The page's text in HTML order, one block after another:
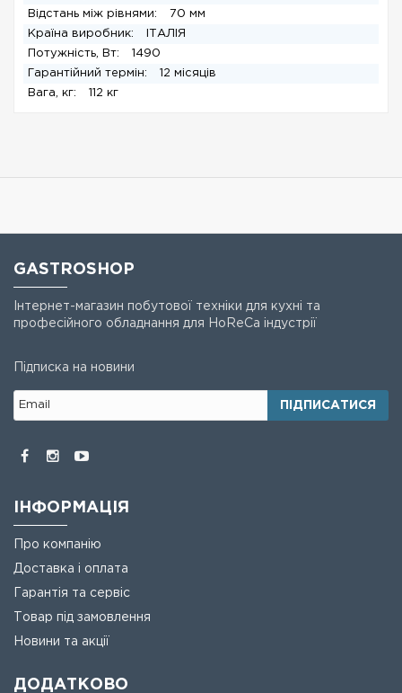
Відстань між рівнями:
70 мм
Країна виробник:
ІТАЛІЯ
Потужність, Вт:
1490
Гарантійний термін:
12 місяців
Вага, кг:
112 кг
GASTROSHOP
Інтернет-магазин побутової техніки для кухні та
професійного обладнання для HoReCa індустрії
Підписка на новини
ПІДПИСАТИСЯ
ІНФОРМАЦІЯ
Про компанію
Доставка і оплата
Гарантія та сервіс
Товар під замовлення
Новини та акції
ДОДАТКОВО